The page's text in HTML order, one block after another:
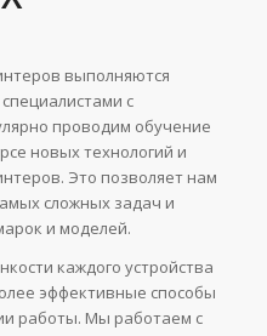
выполняются
с
проводим обучение
новых технологий и
Это позволяет нам
сложных задач и
и моделей.
каждого устройства
эффективные способы
работы. Мы работаем с